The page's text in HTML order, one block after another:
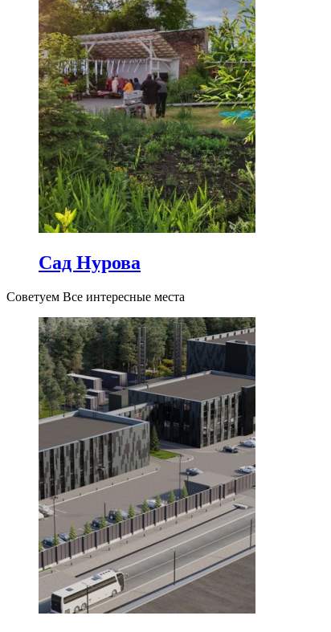
Сад Нурова
Советуем Все интересные места